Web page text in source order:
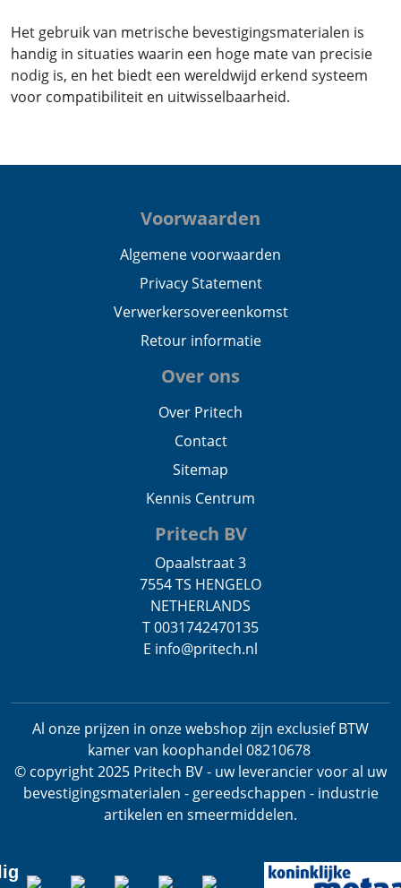
Het gebruik van metrische bevestigingsmaterialen is
handig in situaties waarin een hoge mate van precisie
nodig is, en het biedt een wereldwijd erkend systeem
voor compatibiliteit en uitwisselbaarheid.
Voorwaarden
Algemene voorwaarden
Privacy Statement
Verwerkersovereenkomst
Retour informatie
Over ons
Over Pritech
Contact
Sitemap
Kennis Centrum
Pritech BV
Opaalstraat 3
7554 TS HENGELO
NETHERLANDS
T 0031742470135
E info@pritech.nl
Al onze prijzen in onze webshop zijn exclusief BTW
kamer van koophandel 08210678.
© copyright 2025 Pritech BV - uw leverancier voor al uw
bevestigingsmaterialen - gereedschappen - industrie
artikelen en smeermiddelen.